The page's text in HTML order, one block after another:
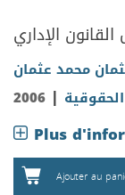
الإداري
محمد عثمان
|
2006
Plus
Ajouter au